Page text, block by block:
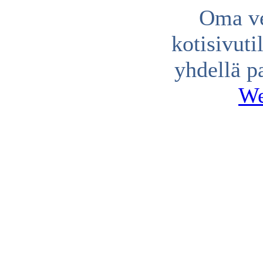
Oma
yhdellä